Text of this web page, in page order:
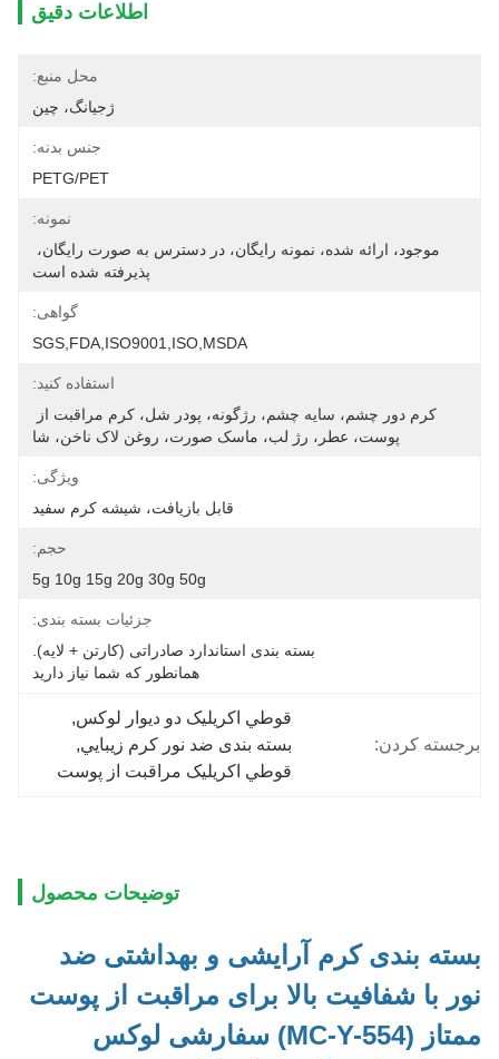
اطلاعات دقیق
محل منبع:
ژجیانگ، چین
جنس بدنه:
PETG/PET
نمونه:
پذیرفته شده است
گواهی:
SGS,FDA,ISO9001,ISO,MSDA
استفاده کنید:
پوست، عطر، رژ لب، ماسک صورت، روغن لاک ناخن، شا
ویژگی:
قابل بازیافت، شیشه کرم سفید
حجم:
5g 10g 15g 20g 30g 50g
جزئیات بسته بندی:
بسته بندی استاندارد صادراتی (کارتن + لایه).
برجسته کردن:
قوطي اکريليک دو ديوار لوکس,
بسته بندی ضد نور کرم زيبايي,
قوطي اکريليک مراقبت از پوست
توضیحات محصول
بسته بندی کرم آرایشی و بهداشتی ضد
نور با شفافیت بالا برای مراقبت از پوست
ممتاز (MC-Y-554) سفارشی لوکس